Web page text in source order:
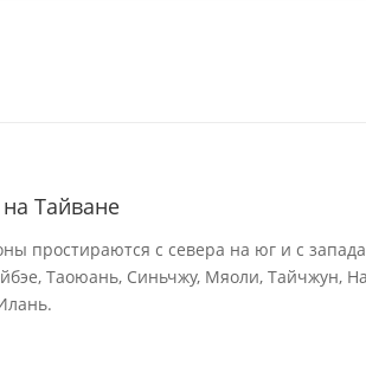
Тайване
простираются с севера на юг и с запада
Таоюань, Синьчжу, Мяоли, Тайчжун,